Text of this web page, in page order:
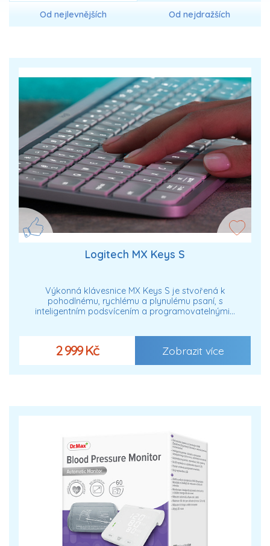
Od nejlevnějších Od nejdražších
Logitech MX Keys S
Výkonná klávesnice MX Keys S je stvořená k
pohodlnému, rychlému a plynulému psaní, s
inteligentním podsvícením a programovatelnými…
2 999 Kč Zobrazit více